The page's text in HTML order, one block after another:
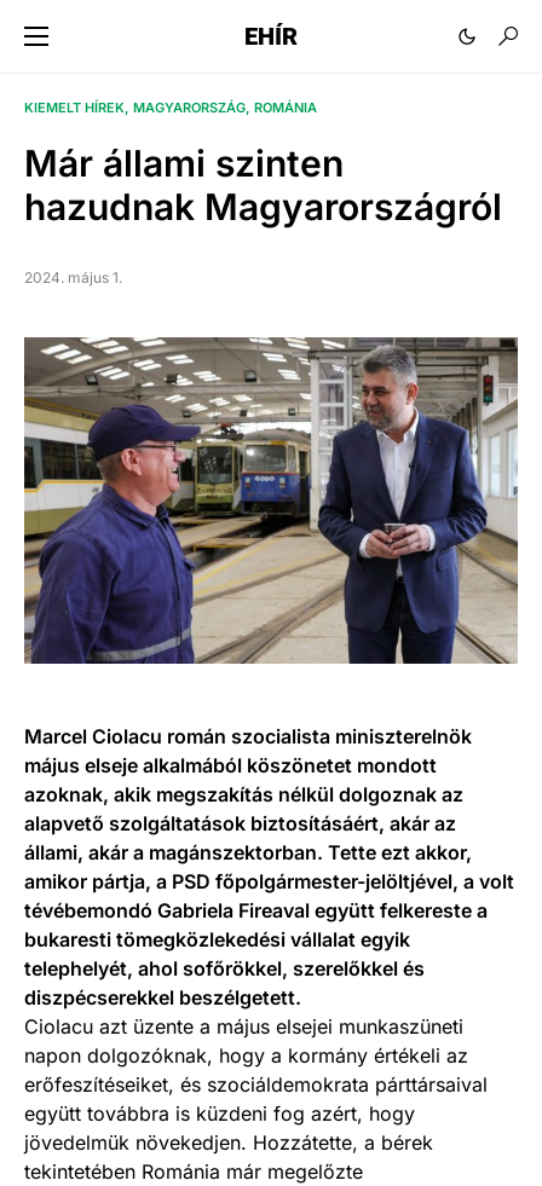
EHÍR
KIEMELT HÍREK MAGYARORSZÁG ROMÁNIA
Már állami szinten
hazudnak Magyarországról
2024. május 1.
Marcel Ciolacu román szocialista miniszterelnök
május elseje alkalmából köszönetet mondott
azoknak, akik megszakítás nélkül dolgoznak az
alapvető szolgáltatások biztosításáért, akár az
állami, akár a magánszektorban. Tette ezt akkor,
amikor pártja, a PSD főpolgármester-jelöltjével, a volt
tévébemondó Gabriela Fireaval együtt felkereste a
bukaresti tömegközlekedési vállalat egyik
telephelyét, ahol sofőrökkel, szerelőkkel és
diszpécserekkel beszélgetett.
Ciolacu azt üzente a május elsejei munkaszüneti
napon dolgozóknak, hogy a kormány értékeli az
erőfeszítéseiket, és szociáldemokrata párttársaival
együtt továbbra is küzdeni fog azért, hogy
jövedelmük növekedjen. Hozzátette, a bérek
tekintetében Románia már megelőzte